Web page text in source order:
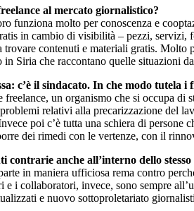
al mercato giornalistico?
funziona molto per conoscenza e
in cambio di visibilità – pezzi,
contenuti e materiali gratis.
Siria che raccontano quelle situazioni
c’è il sindacato. In che modo tutela i
un organismo che si occupa
relativi alla precarizzazione del
poi c’è tutta una schiera di
dei rimedi con le vertenze, con il
contrarie anche all’interno dello stesso
in maniera ufficiosa rema contro
i collaboratori, invece, sono sempre
e nuovo sottoproletariato